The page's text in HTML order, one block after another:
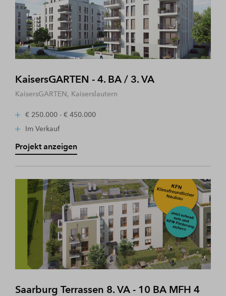
KaisersGARTEN - 4. BA / 3. VA
KaisersGARTEN, Kaiserslautern
€ 250.000 - € 450.000
Im Verkauf
Projekt anzeigen
Saarburg Terrassen 8. VA - 10 BA MFH 4